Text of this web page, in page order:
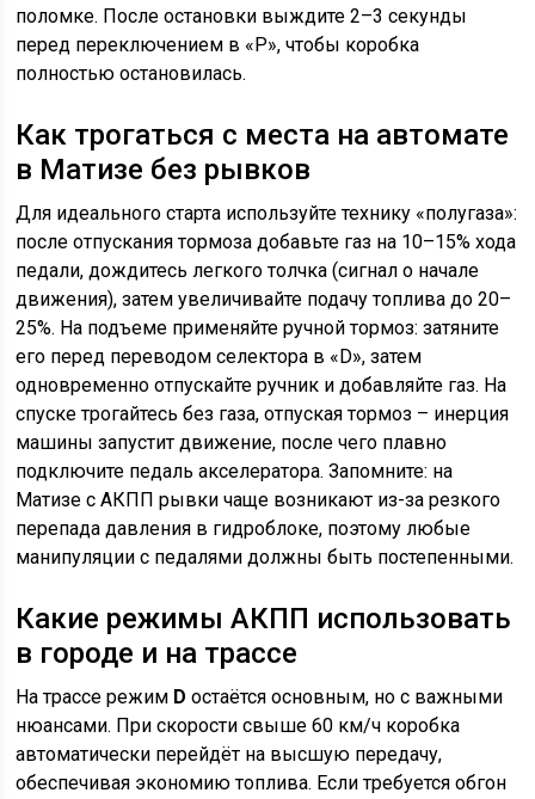
поломке. После остановки выждите 2–3 секунды
перед переключением в «P», чтобы коробка
полностью остановилась.
Как трогаться с места на автомате
в Матизе без рывков
Для идеального старта используйте технику «полугаза»:
после отпускания тормоза добавьте газ на 10–15% хода
педали, дождитесь легкого толчка (сигнал о начале
движения), затем увеличивайте подачу топлива до 20–
25%. На подъеме применяйте ручной тормоз: затяните
его перед переводом селектора в «D», затем
одновременно отпускайте ручник и добавляйте газ. На
спуске трогайтесь без газа, отпуская тормоз – инерция
машины запустит движение, после чего плавно
подключите педаль акселератора. Запомните: на
Матизе с АКПП рывки чаще возникают из-за резкого
перепада давления в гидроблоке, поэтому любые
манипуляции с педалями должны быть постепенными.
Какие режимы АКПП использовать
в городе и на трассе
На трассе режим D остаётся основным, но с важными
нюансами. При скорости свыше 60 км/ч коробка
автоматически перейдёт на высшую передачу,
обеспечивая экономию топлива. Если требуется обгон